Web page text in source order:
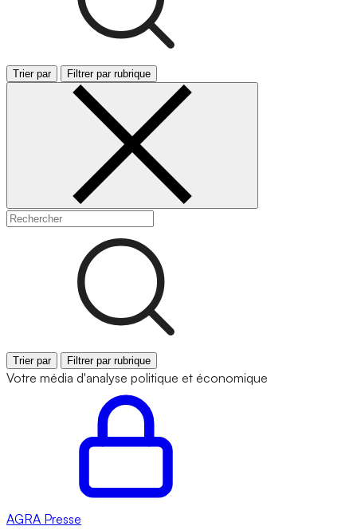
Trier par Filtrer par rubrique
Trier par Filtrer par rubrique
Votre média d'analyse politique et économique
AGRA Presse